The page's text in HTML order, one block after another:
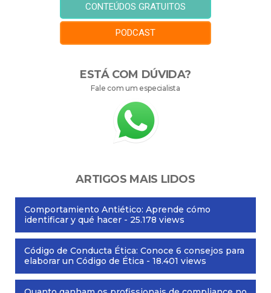
CONTEÚDOS GRATUITOS
PODCAST
ESTÁ COM DÚVIDA?
Fale com um especialista
ARTIGOS MAIS LIDOS
Comportamiento Antiético: Aprende cómo
identificar y qué hacer - 25.178 views
Código de Conducta Ética: Conoce 6 consejos para
elaborar un Código de Ética - 18.401 views